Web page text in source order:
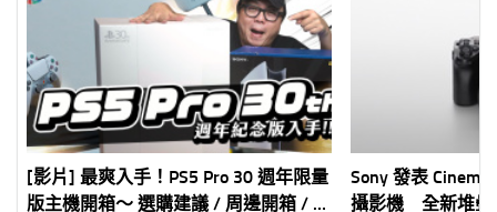
[影片] 最爽入手！PS5 Pro 30 週年限量
版主機開箱～ 選購建議 / 周邊開箱 / 這
Sony 發表 Cinema
攝影機 全新堆疊